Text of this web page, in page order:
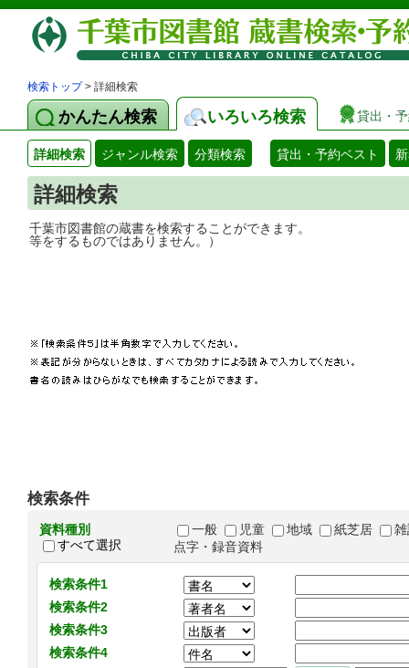
検索トップ> 詳細検索
かんたん検索 いろいろ検索 貸出・
詳細検索 ジャンル検索 分類検索 貸出・予約ベスト
詳細検索
千葉市図書館の蔵書を検索することがで
等をするものではありません。）
検索条件
資料種別
すべて選択
一般 児童 地域 紙芝居
点字・録音資料
検索条件1
検索条件2
検索条件3
検索条件4